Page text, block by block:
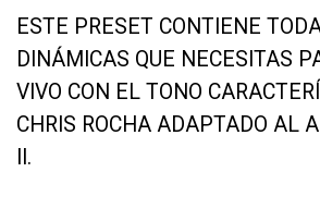
ESTE PRESET CONTIENE
DINÁMICAS QUE NECESITAS
VIVO CON EL TONO
CHRIS ROCHA ADAPTADO AL
II.